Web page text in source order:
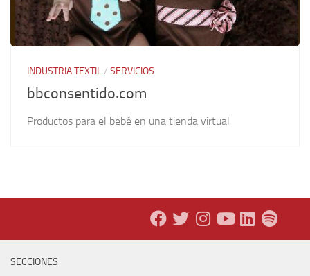
INDUSTRIA TEXTIL/ SERVICIOS
bbconsentido.com
Productos para el bebé en una tienda virtual
SECCIONES